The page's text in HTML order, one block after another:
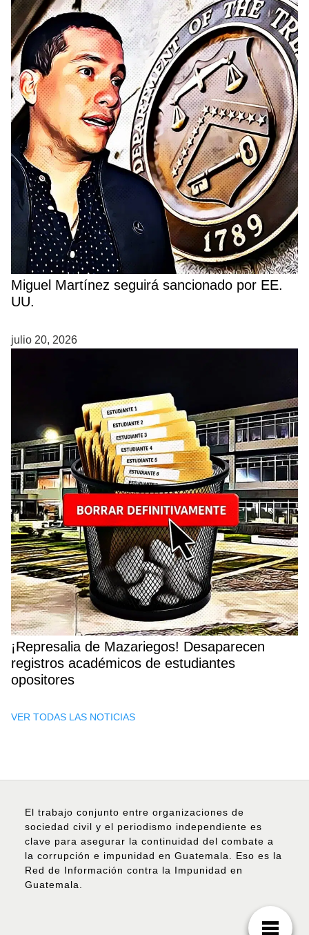
Miguel Martínez seguirá sancionado por EE.
UU.
julio 20, 2026
¡Represalia de Mazariegos! Desaparecen
registros académicos de estudiantes
opositores
VER TODAS LAS NOTICIAS
El trabajo conjunto entre organizaciones de
sociedad civil y el periodismo independiente es
clave para asegurar la continuidad del combate a
la corrupción e impunidad en Guatemala. Eso es la
Red de Información contra la Impunidad en
Guatemala.